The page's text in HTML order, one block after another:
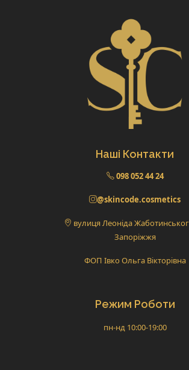
Наші Контакти
098 052 44 24
@skincode.cosmetics
вулиця Леоніда
Запоріжжя
ФОП Івко Ольга Вікторівна
Режим Роботи
пн-нд 10:00-19:00